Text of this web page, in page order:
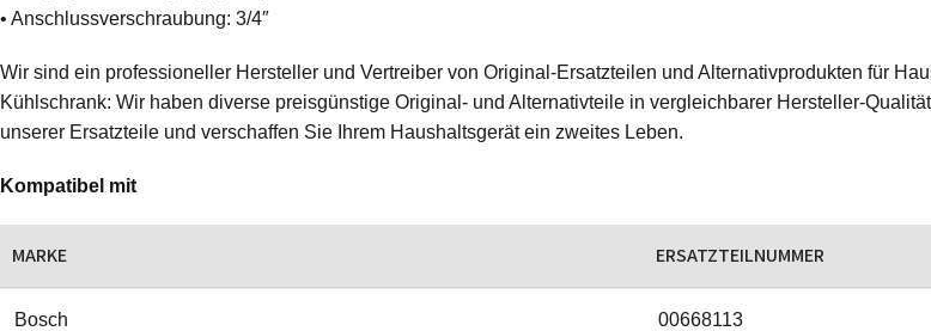
• Anschlussverschraubung: 3/4″
Wir sind ein professioneller Hersteller und Vertreiber von Original-Ersatzteilen und Alternativprodukten für
Kühlschrank: Wir haben diverse preisgünstige Original- und Alternativteile in vergleichbarer Hersteller-
unserer Ersatzteile und verschaffen Sie Ihrem Haushaltsgerät ein zweites Leben.
Kompatibel mit
MARKE ERSATZTEILNUMMER
Bosch 00668113